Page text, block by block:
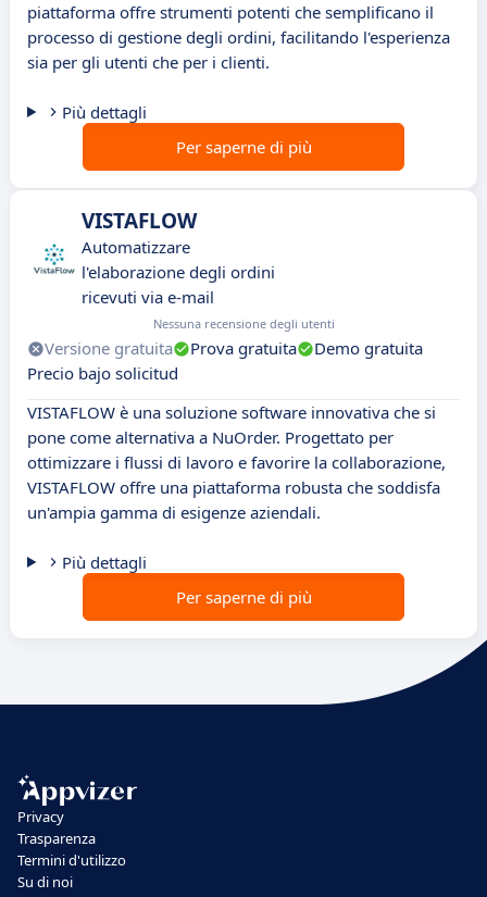
piattaforma offre strumenti potenti che semplificano il
processo di gestione degli ordini, facilitando l'esperienza
sia per gli utenti che per i clienti.
Più dettagli
Per saperne di più
VISTAFLOW
Automatizzare
l'elaborazione degli ordini
ricevuti via e-mail
Nessuna recensione degli utenti
Versione gratuita Prova gratuita
Demo gratuita
Precio bajo solicitud
VISTAFLOW è una soluzione software innovativa che si
pone come alternativa a NuOrder. Progettato per
ottimizzare i flussi di lavoro e favorire la collaborazione,
VISTAFLOW offre una piattaforma robusta che soddisfa
un'ampia gamma di esigenze aziendali.
Più dettagli
Per saperne di più
Privacy
Trasparenza
Termini d'utilizzo
Su di noi